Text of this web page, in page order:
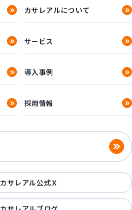
カサレアルについて
サービス
導入事例
採用情報
カサレアル公式Ｘ